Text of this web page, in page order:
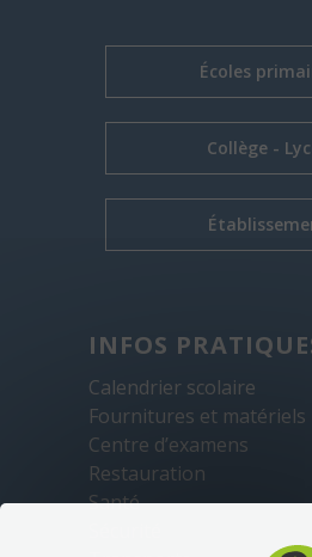
Écoles
Collège -
INFOS
Calendrier scolaire
Fournitures et matériels
Centre d’examens
Restauration
Santé